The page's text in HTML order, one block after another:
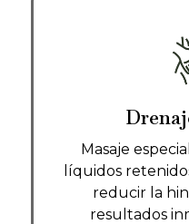
Masaje
líquidos
reducir la
resultados